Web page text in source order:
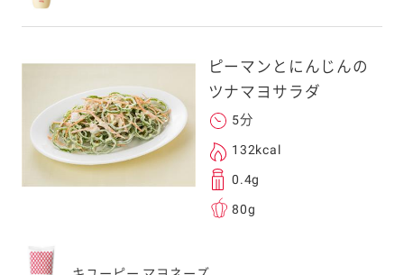
のメールアドレス
」を受信を許可
レスは、本サービ
。当社はこの情報
ことはございませ
ピーマンとにんじんの
ツナマヨサラダ
5分
132kcal
0.4g
80g